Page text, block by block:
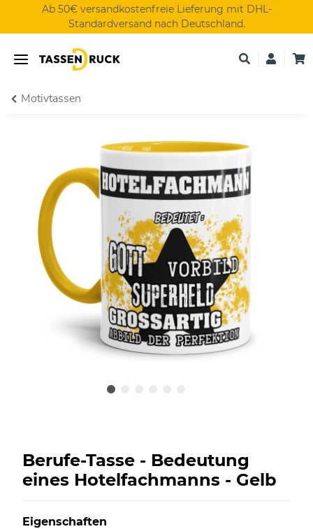
Ab 50€ versandkostenfreie Lieferung mit DHL-
Standardversand nach Deutschland.
Motivtassen
Berufe-Tasse - Bedeutung
eines Hotelfachmanns - Gelb
Eigenschaften